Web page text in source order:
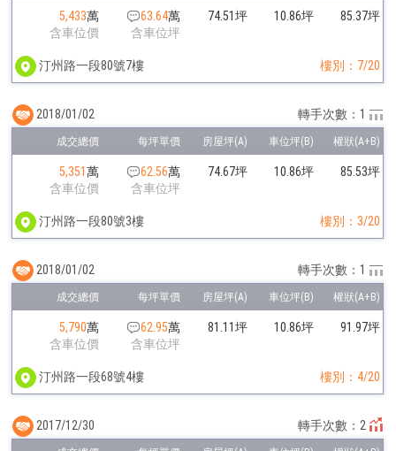
5,433萬
含車位價
63.64萬
含車位坪
74.51坪 10.86坪 85.37坪
汀州路一段80號7樓 樓別：7/20
5,351萬
含車位價
62.56萬
含車位坪
74.67坪 10.86坪 85.53坪
汀州路一段80號3樓 樓別：3/20
2018/01/02 轉手次數：1
5,790萬
含車位價
62.95萬
含車位坪
81.11坪 10.86坪 91.97坪
汀州路一段68號4樓 樓別：4/20
2018/01/02 轉手次數：1
2017/12/30 轉手次數：2